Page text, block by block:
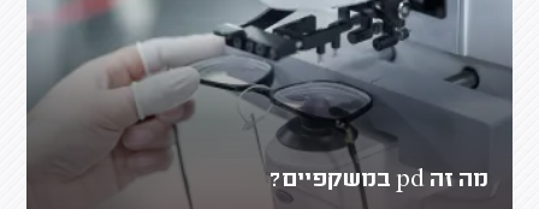
מה זה pd במשקפיים?